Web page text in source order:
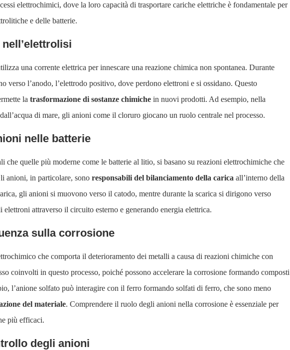
elettrochimici, dove la loro capacità di trasportare cariche elettriche è fondamentale per
e delle batterie.
una corrente elettrica per innescare una reazione chimica non spontanea. Durante
verso l’anodo, l’elettrodo positivo, dove perdono elettroni e si ossidano. Questo
la trasformazione di sostanze chimiche in nuovi prodotti. Ad esempio, nella
di mare, gli anioni come il cloruro giocano un ruolo centrale nel processo.
nelle batterie
che quelle più moderne come le batterie al litio, si basano su reazioni elettrochimiche che
anioni, in particolare, sono responsabili del bilanciamento della carica all’interno della
gli anioni si muovono verso il catodo, mentre durante la scarica si dirigono verso
elettroni attraverso il circuito esterno e generando energia elettrica.
sulla corrosione
che comporta il deterioramento dei metalli a causa di reazioni chimiche con
coinvolti in questo processo, poiché possono accelerare la corrosione formando composti
l’anione solfato può interagire con il ferro formando solfati di ferro, che sono meno
del materiale. Comprendere il ruolo degli anioni nella corrosione è essenziale per
più efficaci.
degli anioni